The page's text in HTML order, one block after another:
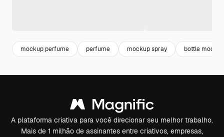
mockup perfume perfume mockup spray bottle mockup
A plataforma criativa para você direcionar seu melhor trabalho.
Mais de 1 milhão de assinantes entre criativos, empresas,